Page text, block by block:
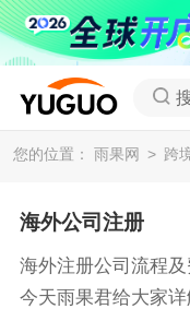
您的位置： 雨果网 跨
海外公司注册
海外注册公司流程
今天雨果君给大家详